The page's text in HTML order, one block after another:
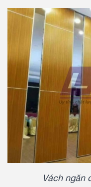
Vách ngăn